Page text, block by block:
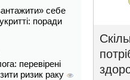
себе
поради
перевірені
ризик раку